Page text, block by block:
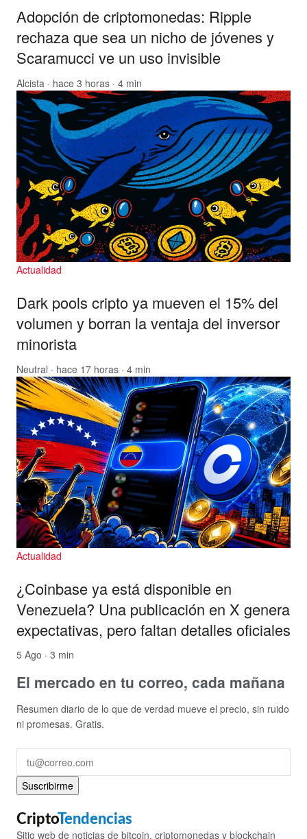
Adopción de criptomonedas: Ripple
rechaza que sea un nicho de jóvenes y
Scaramucci ve un uso invisible
Alcista · hace 3 horas · 4 min
Actualidad
Dark pools cripto ya mueven el 15% del
volumen y borran la ventaja del inversor
minorista
Neutral · hace 17 horas · 4 min
Actualidad
¿Coinbase ya está disponible en
Venezuela? Una publicación en X genera
expectativas, pero faltan detalles oficiales
5 Ago · 3 min
El mercado en tu correo, cada mañana
Resumen diario de lo que de verdad mueve el precio, sin ruido
ni promesas. Gratis.
Suscribirme
CriptoTendencias
Sitio web de noticias de bitcoin, criptomonedas y blockchain